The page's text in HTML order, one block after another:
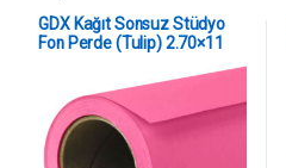
GDX Kağıt Sonsuz Stüdyo
Fon Perde (Tulip) 2.70×11